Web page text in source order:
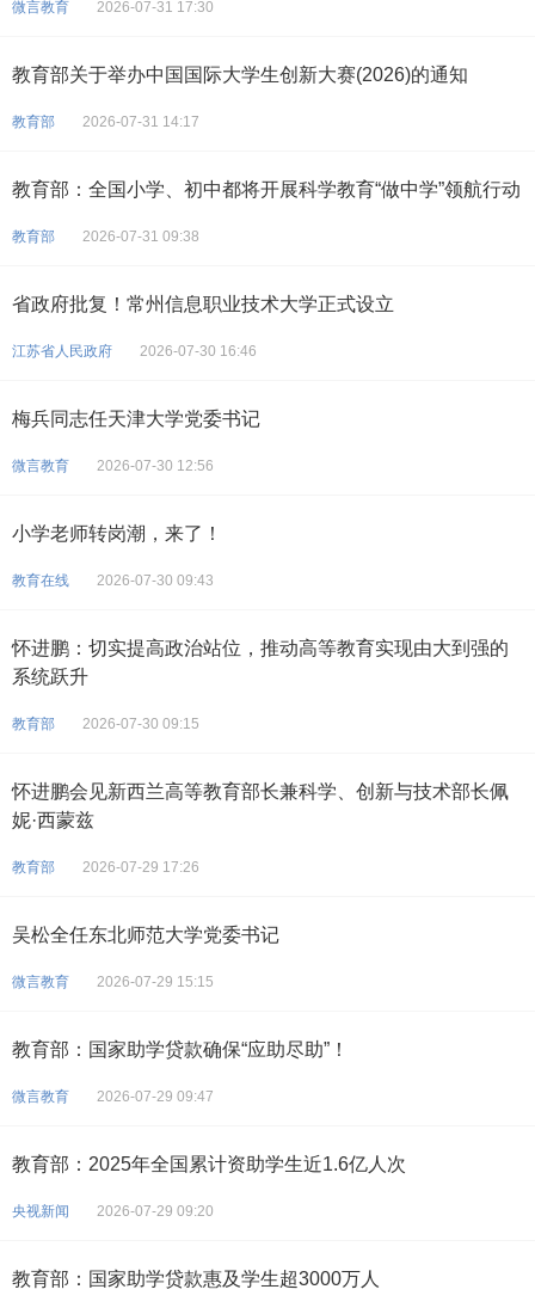
微言教育 2026-07-31 17:30
教育部关于举办中国国际大学生创新大赛(2026)的通知
教育部 2026-07-31 14:17
教育部：全国小学、初中都将开展科学教育“做中学”领航行动
教育部 2026-07-31 09:38
省政府批复！常州信息职业技术大学正式设立
江苏省人民政府 2026-07-30 16:46
梅兵同志任天津大学党委书记
微言教育 2026-07-30 12:56
小学老师转岗潮，来了！
教育在线 2026-07-30 09:43
怀进鹏：切实提高政治站位，推动高等教育实现由大到强的
系统跃升
教育部 2026-07-30 09:15
怀进鹏会见新西兰高等教育部长兼科学、创新与技术部长佩
妮·西蒙兹
教育部 2026-07-29 17:26
吴松全任东北师范大学党委书记
微言教育 2026-07-29 15:15
教育部：国家助学贷款确保“应助尽助”！
微言教育 2026-07-29 09:47
教育部：2025年全国累计资助学生近1.6亿人次
央视新闻 2026-07-29 09:20
教育部：国家助学贷款惠及学生超3000万人